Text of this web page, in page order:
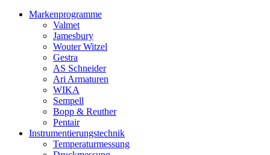
Markenprogramme
Valmet
Jamesbury
Wouter Witzel
Gestra
AS Schneider
Ari Armaturen
WIKA
Sempell
Bopp & Reuther
Pentair
Instrumentierungs­technik
Temperaturmessung